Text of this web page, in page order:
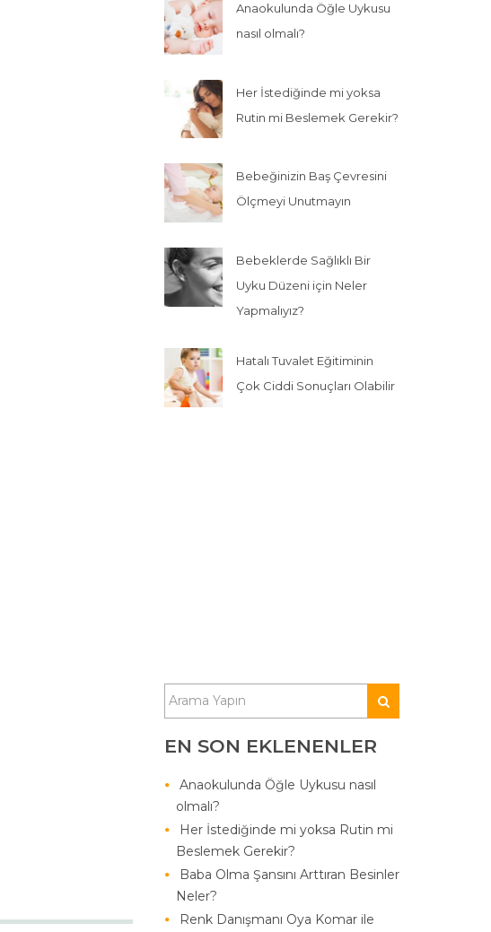
Anaokulunda Öğle Uykusu
nasıl olmalı?
Her İstediğinde mi yoksa
Rutin mi Beslemek Gerekir?
Bebeğinizin Baş Çevresini
Ölçmeyi Unutmayın
Bebeklerde Sağlıklı Bir
Uyku Düzeni için Neler
Yapmalıyız?
Hatalı Tuvalet Eğitiminin
Çok Ciddi Sonuçları Olabilir
EN SON EKLENENLER
Anaokulunda Öğle Uykusu nasıl
olmalı?
Her İstediğinde mi yoksa Rutin mi
Beslemek Gerekir?
Baba Olma Şansını Arttıran Besinler
Neler?
Renk Danışmanı Oya Komar ile